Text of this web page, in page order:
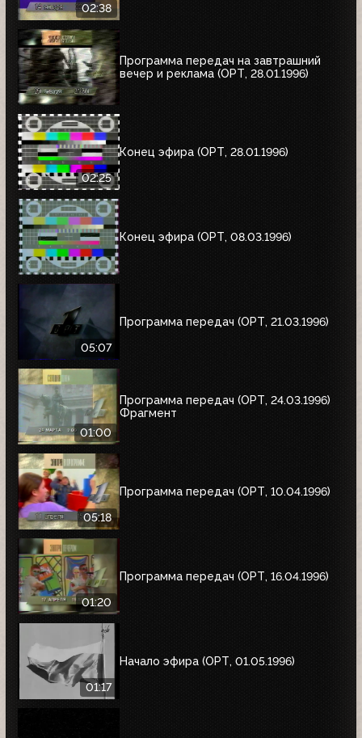
02:38
Программа передач на завтрашний
вечер и реклама (ОРТ, 28.01.1996)
02:25
Конец эфира (ОРТ, 28.01.1996)
Конец эфира (ОРТ, 08.03.1996)
05:07
Программа передач (ОРТ, 21.03.1996)
01:00
Программа передач (ОРТ, 24.03.1996)
Фрагмент
05:18
Программа передач (ОРТ, 10.04.1996)
01:20
Программа передач (ОРТ, 16.04.1996)
01:17
Начало эфира (ОРТ, 01.05.1996)